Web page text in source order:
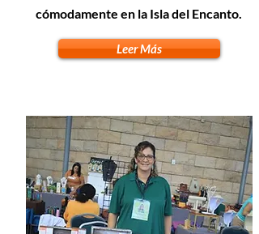
cómodamente en la Isla del Encanto.
Leer Más